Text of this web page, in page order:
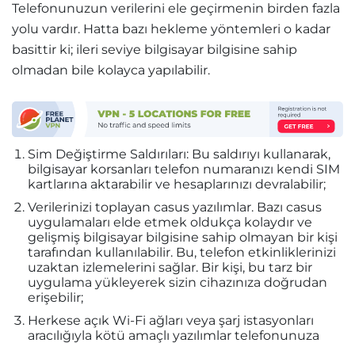
Telefonunuzun verilerini ele geçirmenin birden fazla
yolu vardır. Hatta bazı hekleme yöntemleri o kadar
basittir ki; ileri seviye bilgisayar bilgisine sahip
olmadan bile kolayca yapılabilir.
Sim Değiştirme Saldırıları: Bu saldırıyı kullanarak,
bilgisayar korsanları telefon numaranızı kendi SIM
kartlarına aktarabilir ve hesaplarınızı devralabilir;
Verilerinizi toplayan casus yazılımlar. Bazı casus
uygulamaları elde etmek oldukça kolaydır ve
gelişmiş bilgisayar bilgisine sahip olmayan bir kişi
tarafından kullanılabilir. Bu, telefon etkinliklerinizi
uzaktan izlemelerini sağlar. Bir kişi, bu tarz bir
uygulama yükleyerek sizin cihazınıza doğrudan
erişebilir;
Herkese açık Wi-Fi ağları veya şarj istasyonları
aracılığıyla kötü amaçlı yazılımlar telefonunuza